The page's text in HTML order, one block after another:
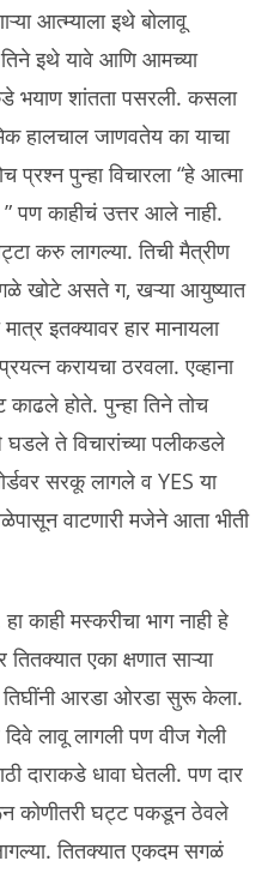
आत्म्याला इथे बोलावू
इथे यावे आणि आमच्या
भयाण शांतता पसरली. कसला
हालचाल जाणवतेय का याचा
पुन्हा विचारला “हे आत्मा
काहीचं उत्तर आले नाही.
करु लागल्या. तिची मैत्रीण
खोटे असते ग, खऱ्या आयुष्यात
इतक्यावर हार मानायला
करायचा ठरवला. एव्हाना
काढले होते. पुन्हा तिने तोच
घडले ते विचारांच्या पलीकडले
सरकू लागले व YES या
वाटणारी मजेने आता भीती
काही मस्करीचा भाग नाही हे
एका क्षणात साऱ्या
तिघींनी आरडा ओरडा सुरू केला.
लावू लागली पण वीज गेली
दाराकडे धावा घेतली. पण दार
कोणीतरी घट्ट पकडून ठेवले
तितक्यात एकदम सगळं